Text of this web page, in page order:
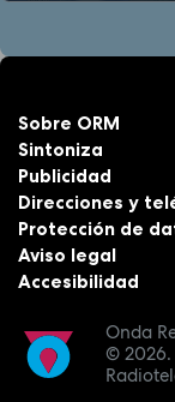
Onda
© 2026.
Sobre ORM
Sintoniza
Publicidad
Direcciones y
Protección de
Aviso legal
Accesibilidad